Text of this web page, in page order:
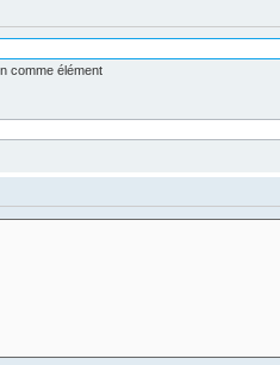
comme élément